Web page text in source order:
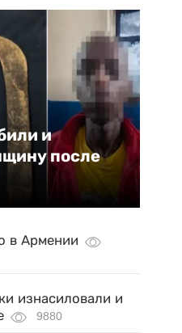
и
после
в Армении
изнасиловали и
9880